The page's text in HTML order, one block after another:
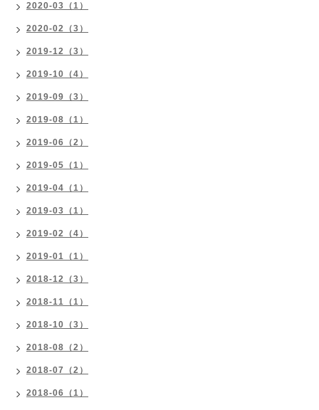
2020-03（1）
2020-02（3）
2019-12（3）
2019-10（4）
2019-09（3）
2019-08（1）
2019-06（2）
2019-05（1）
2019-04（1）
2019-03（1）
2019-02（4）
2019-01（1）
2018-12（3）
2018-11（1）
2018-10（3）
2018-08（2）
2018-07（2）
2018-06（1）